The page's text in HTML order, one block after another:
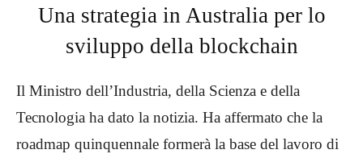
Una strategia in Australia per lo
sviluppo della blockchain
Il Ministro dell’Industria, della Scienza e della
Tecnologia ha dato la notizia. Ha affermato che la
roadmap quinquennale formerà la base del lavoro di